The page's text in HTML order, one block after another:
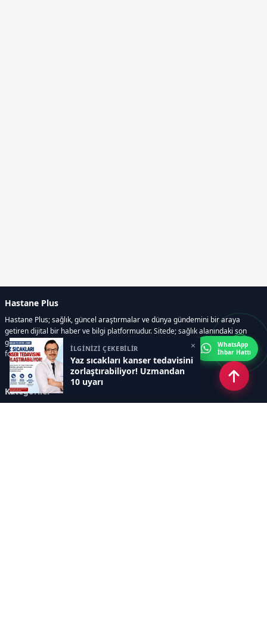
İLGİNİZİ ÇEKEBİLİR
Yaz sıcakları kanser tedavisini
zorlaştırabiliyor! Uzmandan
10 uyarı
×
Hastane Plus
Hastane Plus; sağlık, güncel araştırmalar ve dünya gündemini bir araya
getiren dijital bir haber ve bilgi platformudur. Sitede; sağlık alanındaki son
gelişmeler, bilimsel araştırmalar, yaşam rehberleri, resmi ilanlar, video ve
fotoğraf galerileri ve e-gazete içerikleri yer almaktadır.
Kategoriler
WhatsApp
İhbar Hattı